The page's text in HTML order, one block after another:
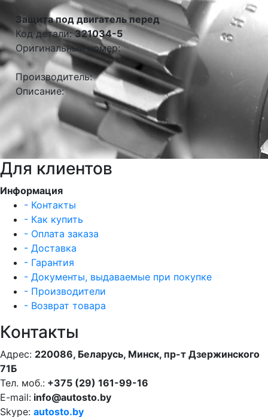
Защита под двигатель перед
Код детали:321034-5
Оригинальный номер:
Производитель:
Описание:
Для клиентов
Информация
- Контакты
- Как купить
- Оплата заказа
- Доставка
- Гарантия
- Документы, выдаваемые при покупке
- Производители
- Возврат товара
Контакты
Адрес: 220086, Беларусь, Минск, пр-т Дзержинского
71Б
Тел. моб.: +375 (29) 161-99-16
E-mail: info@autosto.by
Skype: autosto.by